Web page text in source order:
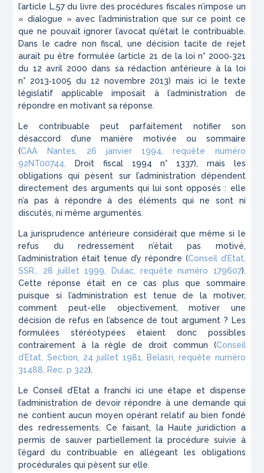
l’article L.57 du livre des procédures fiscales n’impose un
« dialogue » avec l’administration que sur ce point ce
que ne pouvait ignorer l’avocat qu’était le contribuable.
Dans le cadre non fiscal, une décision tacite de rejet
aurait pu être formulée (article 21 de la loi n° 2000‑321
du 12 avril 2000 dans sa rédaction antérieure à la loi
n° 2013‑1005 du 12 novembre 2013) mais ici le texte
législatif applicable imposait à l’administration de
répondre en motivant sa réponse.
Le contribuable peut parfaitement notifier son
désaccord d’une manière motivée ou sommaire
(CAA Nantes, 26 janvier 1994, requête numéro
92NT00744, Droit fiscal 1994 n° 1337), mais les
obligations qui pèsent sur l’administration dépendent
directement des arguments qui lui sont opposés : elle
n’a pas à répondre à des éléments qui ne sont ni
discutés, ni même argumentés.
La jurisprudence antérieure considérait que même si le
refus du redressement n’était pas motivé,
l’administration était tenue d’y répondre (Conseil d’Etat,
SSR., 28 juillet 1999, Dulac, requête numéro 179607).
Cette réponse était en ce cas plus que sommaire
puisque si l’administration est tenue de la motiver,
comment peut-elle objectivement, motiver une
décision de refus en l’absence de tout argument ? Les
formulées stéréotypées étaient donc possibles
contrairement à la règle de droit commun (Conseil
d’Etat, Section, 24 juillet 1981, Belasri, requête numéro
31488, Rec. p 322).
Le Conseil d’Etat a franchi ici une étape et dispense
l’administration de devoir répondre à une demande qui
ne contient aucun moyen opérant relatif au bien fondé
des redressements. Ce faisant, la Haute juridiction a
permis de sauver partiellement la procédure suivie à
l’égard du contribuable en allégeant les obligations
procédurales qui pèsent sur elle.